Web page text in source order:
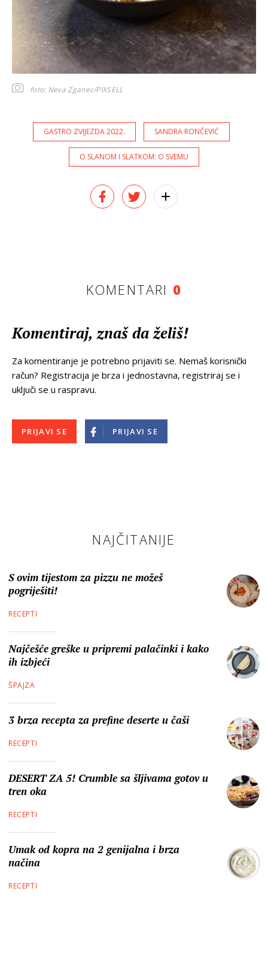
foto: Neva Zganec/PIXSELL
GASTRO ZVIJEZDA 2022. SANDRA RONČEVIĆ
O SLANOM I SLATKOM: O SVEMU
KOMENTARI 0
Komentiraj, znaš da želiš!
Za komentiranje je potrebno prijaviti se. Nemaš korisnički
račun? Registracija je brza i jednostavna, registriraj se i
uključi se u raspravu.
PRIJAVI SE PRIJAVI SE
NAJČITANIJE
S ovim tijestom za pizzu ne možeš
pogriješiti!
RECEPTI
Najčešće greške u pripremi palačinki i kako
ih izbjeći
ŠPAJZA
3 brza recepta za prefine deserte u čaši
RECEPTI
DESERT ZA 5! Crumble sa šljivama gotov u
tren oka
RECEPTI
Umak od kopra na 2 genijalna i brza
načina
RECEPTI